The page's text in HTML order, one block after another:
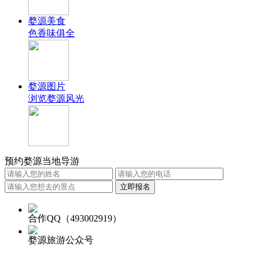
婺源美食
色香味俱全
婺源图片
浏览婺源风光
预约婺源当地导游
合作QQ（493002919）
婺源旅游公众号